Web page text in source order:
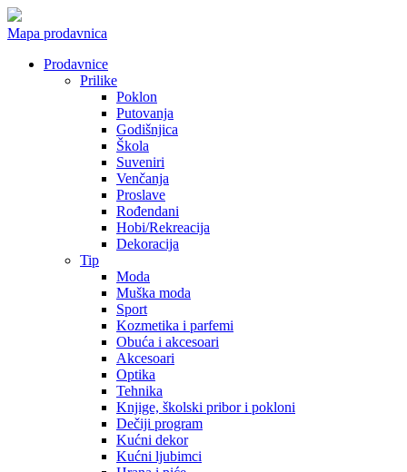
Mapa prodavnica
Prodavnice
Prilike
Poklon
Putovanja
Godišnjica
Škola
Suveniri
Venčanja
Proslave
Rođendani
Hobi/Rekreacija
Dekoracija
Tip
Moda
Muška moda
Sport
Kozmetika i parfemi
Obuća i akcesoari
Akcesoari
Optika
Tehnika
Knjige, školski pribor i pokloni
Dečiji program
Kućni dekor
Kućni ljubimci